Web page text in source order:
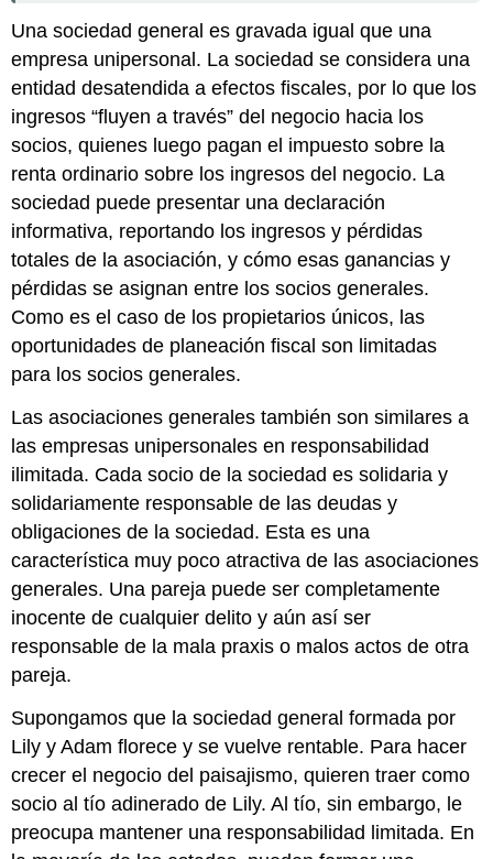
Una sociedad general es gravada igual que una
empresa unipersonal. La sociedad se considera una
entidad desatendida a efectos fiscales, por lo que los
ingresos “fluyen a través” del negocio hacia los
socios, quienes luego pagan el impuesto sobre la
renta ordinario sobre los ingresos del negocio. La
sociedad puede presentar una declaración
informativa, reportando los ingresos y pérdidas
totales de la asociación, y cómo esas ganancias y
pérdidas se asignan entre los socios generales.
Como es el caso de los propietarios únicos, las
oportunidades de planeación fiscal son limitadas
para los socios generales.
Las asociaciones generales también son similares a
las empresas unipersonales en responsabilidad
ilimitada. Cada socio de la sociedad es solidaria y
solidariamente responsable de las deudas y
obligaciones de la sociedad. Esta es una
característica muy poco atractiva de las asociaciones
generales. Una pareja puede ser completamente
inocente de cualquier delito y aún así ser
responsable de la mala praxis o malos actos de otra
pareja.
Supongamos que la sociedad general formada por
Lily y Adam florece y se vuelve rentable. Para hacer
crecer el negocio del paisajismo, quieren traer como
socio al tío adinerado de Lily. Al tío, sin embargo, le
preocupa mantener una responsabilidad limitada. En